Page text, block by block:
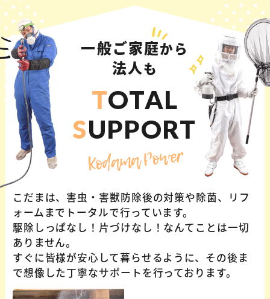
一般ご家庭から
法人も
TOTAL
SUPPORT
Kodama Power
こだまは、害虫・害獣防除後の対策や除菌、リフ
ォームまでトータルで行っています。
駆除しっぱなし！片づけなし！なんてことは一切
ありません。
すぐに皆様が安心して暮らせるように、その後ま
で想像した丁寧なサポートを行っております。